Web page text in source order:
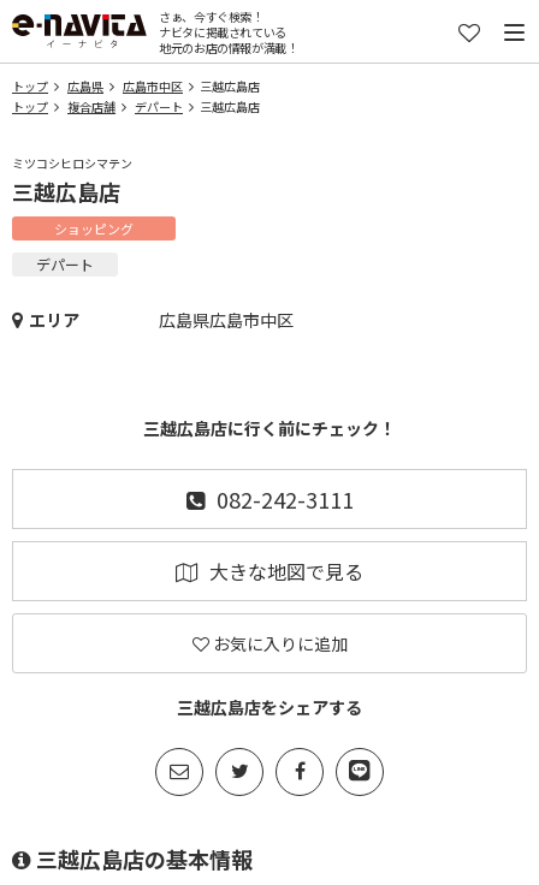
さぁ、今すぐ検索！
ナビタに掲載されている
地元のお店の情報が満載！
トップ 広島県 広島市中区
三越広島店
トップ
複合店舗 デパート 三越広島店
ミツコシヒロシマテン
三越広島店
ショッピング
デパート
エリア 広島県広島市中区
三越広島店に行く前にチェック！
082-242-3111
大きな地図で見る
お気に入りに追加
三越広島店をシェアする
三越広島店の基本情報